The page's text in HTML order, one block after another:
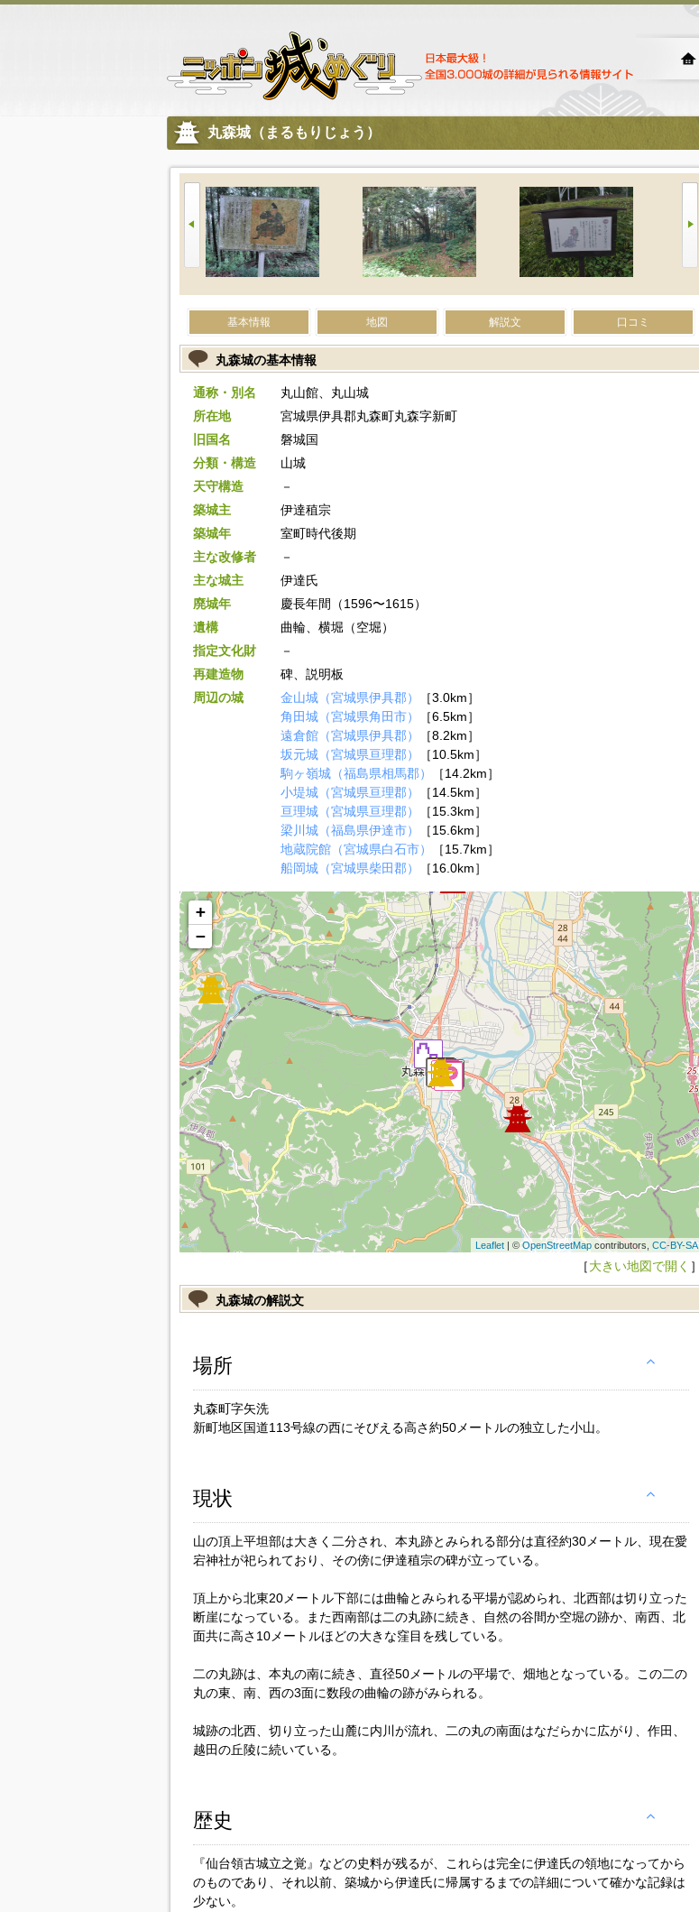
丸森城（まるもりじょう）
基本情報 地図 解説文 口コミ
丸森城の基本情報
通称・別名
丸山館、丸山城
所在地
宮城県伊具郡丸森町丸森字新町
旧国名
磐城国
分類・構造
山城
天守構造
－
築城主
伊達稙宗
築城年
室町時代後期
主な改修者
－
主な城主
伊達氏
廃城年
慶長年間（1596〜1615）
遺構
曲輪、横堀（空堀）
指定文化財
－
再建造物
碑、説明板
周辺の城
金山城（宮城県伊具郡）
［3.0km］
角田城（宮城県角田市）
［6.5km］
遠倉館（宮城県伊具郡）
［8.2km］
坂元城（宮城県亘理郡）
［10.5km］
駒ヶ嶺城（福島県相馬郡）
［14.2km］
小堤城（宮城県亘理郡）
［14.5km］
亘理城（宮城県亘理郡）
［15.3km］
梁川城（福島県伊達市）
［15.6km］
地蔵院館（宮城県白石市）
［15.7km］
船岡城（宮城県柴田郡）
［16.0km］
+
−
Leaflet| © OpenStreetMapcontributors, CC-BY-SA
［大きい地図で開く ］
丸森城の解説文
場所
丸森町字矢洗
新町地区国道113号線の西にそびえる高さ約50メートルの独立した小山。
現状
山の頂上平坦部は大きく二分され、本丸跡とみられる部分は直径約30メートル、現在愛
宕神社が祀られており、その傍に伊達稙宗の碑が立っている。
頂上から北東20メートル下部には曲輪とみられる平場が認められ、北西部は切り立った
断崖になっている。また西南部は二の丸跡に続き、自然の谷間か空堀の跡か、南西、北
面共に高さ10メートルほどの大きな窪目を残している。
二の丸跡は、本丸の南に続き、直径50メートルの平場で、畑地となっている。この二の
丸の東、南、西の3面に数段の曲輪の跡がみられる。
城跡の北西、切り立った山麓に内川が流れ、二の丸の南面はなだらかに広がり、作田、
越田の丘陵に続いている。
歴史
『仙台領古城立之覚』などの史料が残るが、これらは完全に伊達氏の領地になってから
のものであり、それ以前、築城から伊達氏に帰属するまでの詳細について確かな記録は
少ない。